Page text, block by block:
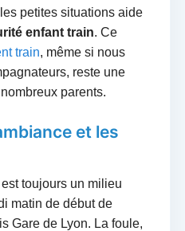
petites situations aide
enfant train. Ce
train, même si nous
reste une
parents.
et les
toujours un milieu
matin de début de
Gare de Lyon. La foule,